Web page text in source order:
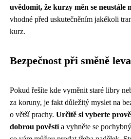
uvědomit, že kurzy měn se neustále
vhodné před uskutečněním jakékoli
kurz.
Bezpečnost při směně leva
Pokud řešíte kde vyměnit staré libry
za koruny, je fakt důležitý myslet na
o větší prachy. Určitě si vyberte
dobrou pověstía vyhněte se